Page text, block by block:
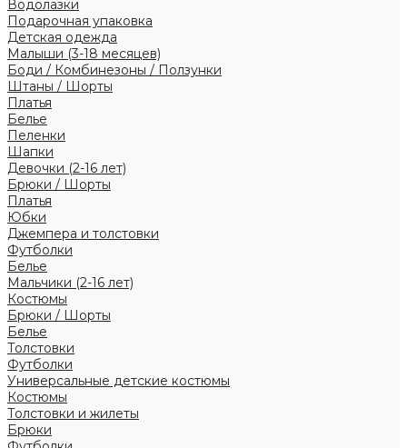
Водолазки
Подарочная упаковка
Детская одежда
Малыши (3-18 месяцев)
Боди / Комбинезоны / Ползунки
Штаны / Шорты
Платья
Белье
Пеленки
Шапки
Девочки (2-16 лет)
Брюки / Шорты
Платья
Юбки
Джемпера и толстовки
Футболки
Белье
Мальчики (2-16 лет)
Костюмы
Брюки / Шорты
Белье
Толстовки
Футболки
Универсальные детские костюмы
Костюмы
Толстовки и жилеты
Брюки